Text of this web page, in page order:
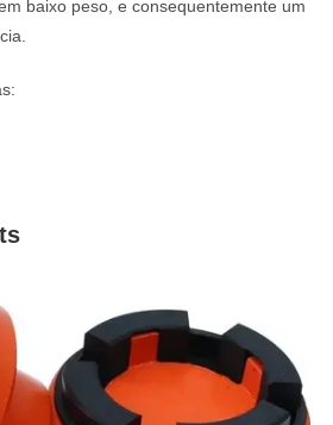
baixo peso, e consequentemente um